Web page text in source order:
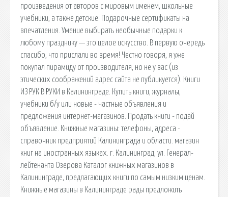
произведения от авторов с мировым именем, школьные
учебники, а также детские. Подарочные сертификаты на
впечатления. Умение выбирать необычные подарки к
любому празднику — это целое искусство. В первую очередь
спасибо, что прислали во время! Честно говоря, я уже
покупал пирамиду от производителя, но не у вас (из
этических соображений адрес сайта не публикуется). Книги
ИЗ РУК В РУКИ в Калининграде. Купить книги, журналы,
учебники б/у или новые - частные объявления и
предложения интернет-магазинов. Продать книги - подай
объявление. Книжные магазины: телефоны, адреса -
справочник предприятий Калининграда и области. магазин
книг на иностранных языках. г. Калининград, ул. Генерал-
лейтенанта Озерова Каталог книжных магазинов в
Калининграде, предлагающих книги по самым низким ценам.
Книжные магазины в Калининграде рады предложить